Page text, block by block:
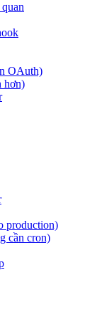
OAuth)
hơn)
production)
cần cron)